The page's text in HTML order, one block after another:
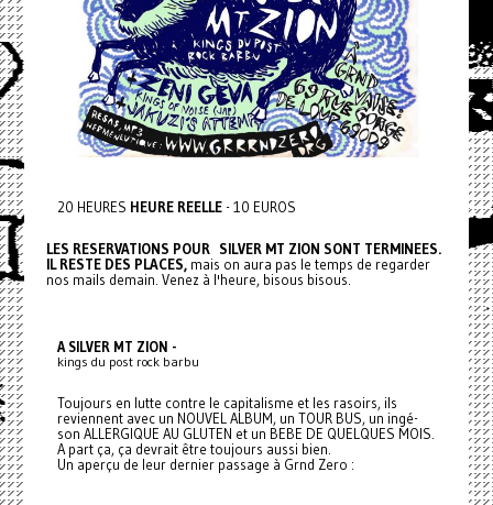
20 HEURES HEURE REELLE- 10 EUROS
LES RESERVATIONS POUR SILVER MT ZION SONT TERMINEES.
IL RESTE DES PLACES, mais on aura pas le temps de regarder
nos mails demain. Venez à l'heure, bisous bisous.
A SILVER MT ZION -
kings du post rock barbu
Toujours en lutte contre le capitalisme et les rasoirs, ils
reviennent avec un NOUVEL ALBUM, un TOUR BUS, un ingé-
son ALLERGIQUE AU GLUTEN et un BEBE DE QUELQUES MOIS.
A part ça, ça devrait être toujours aussi bien.
Un aperçu de leur dernier passage à Grnd Zero :